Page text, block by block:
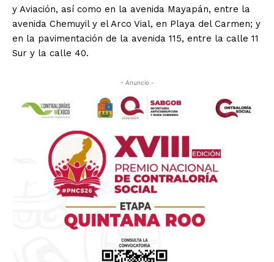
y Aviación, así como en la avenida Mayapán, entre la
avenida Chemuyil y el Arco Vial, en Playa del Carmen; y
en la pavimentación de la avenida 115, entre la calle 11
Sur y la calle 40.
- Anuncio -